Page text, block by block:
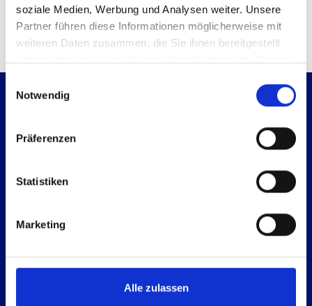
soziale Medien, Werbung und Analysen weiter. Unsere
Partner führen diese Informationen möglicherweise mit
weiteren Daten zusammen, die Sie ihnen bereitgestellt
Notwendig
Präferenzen
Statistiken
Marketing
Alle zulassen
Zum Kontaktformular
Gehen wir ihn gemeinsam.